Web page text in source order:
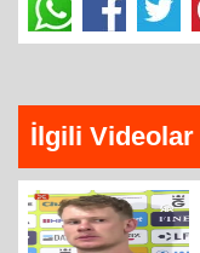
İlgili Videolar